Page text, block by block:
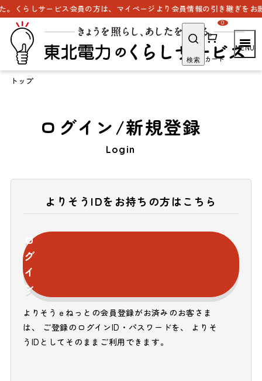
らしサービス会員の方は、マイページより会員情報の引き継ぎをお願
検索 カート
0
トップ
ログイン/新規登録
Login
よりそうIDをお持ちの方はこちら
ロ
グ
イ
ン
よりそうｅねっとの会員登録がお済みのお客さま
は、 ご登録のログインID・パスワードを、 よりそ
うIDとしてそのままご利用できます。